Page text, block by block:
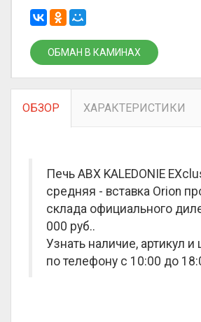
ОБМАН В КАМИНАХ
ОБЗОР ХАРАКТЕРИСТИКИ
Печь ABX KALEDONIE
средняя - вставка Orion
склада официального
000 руб..
Узнать наличие, артикул
по телефону с 10:00 до